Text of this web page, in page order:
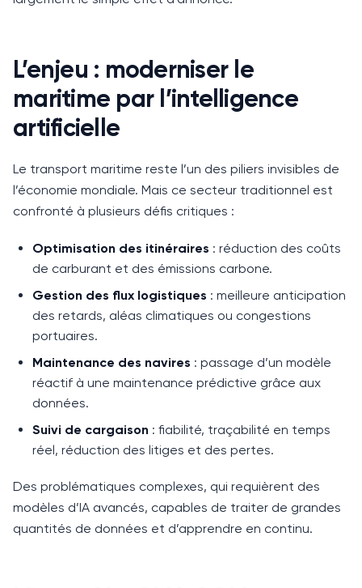
L’enjeu : moderniser le
maritime par l’intelligence
artificielle
Le transport maritime reste l’un des piliers invisibles de
l’économie mondiale. Mais ce secteur traditionnel est
confronté à plusieurs défis critiques :
Optimisation des itinéraires : réduction des coûts
de carburant et des émissions carbone.
Gestion des flux logistiques : meilleure anticipation
des retards, aléas climatiques ou congestions
portuaires.
Maintenance des navires : passage d’un modèle
réactif à une maintenance prédictive grâce aux
données.
Suivi de cargaison : fiabilité, traçabilité en temps
réel, réduction des litiges et des pertes.
Des problématiques complexes, qui requièrent des
modèles d’IA avancés, capables de traiter de grandes
quantités de données et d’apprendre en continu.